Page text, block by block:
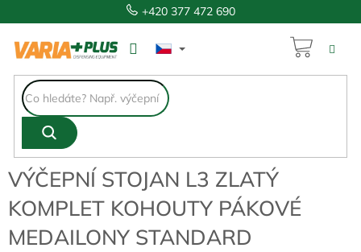
na
+420 377 472 690
VÝČEPNÍ STOJAN L3 ZLATÝ
KOMPLET KOHOUTY PÁKOVÉ
MEDAILONY STANDARD
15 883 Kč